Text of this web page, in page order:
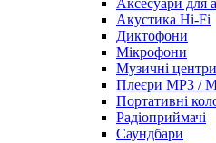
Аксесуари для
Акустика Hi-Fi
Диктофони
Мікрофони
Музичні центри
Плеєри MP3 /
Портативні
Радіоприймачі
Саундбари